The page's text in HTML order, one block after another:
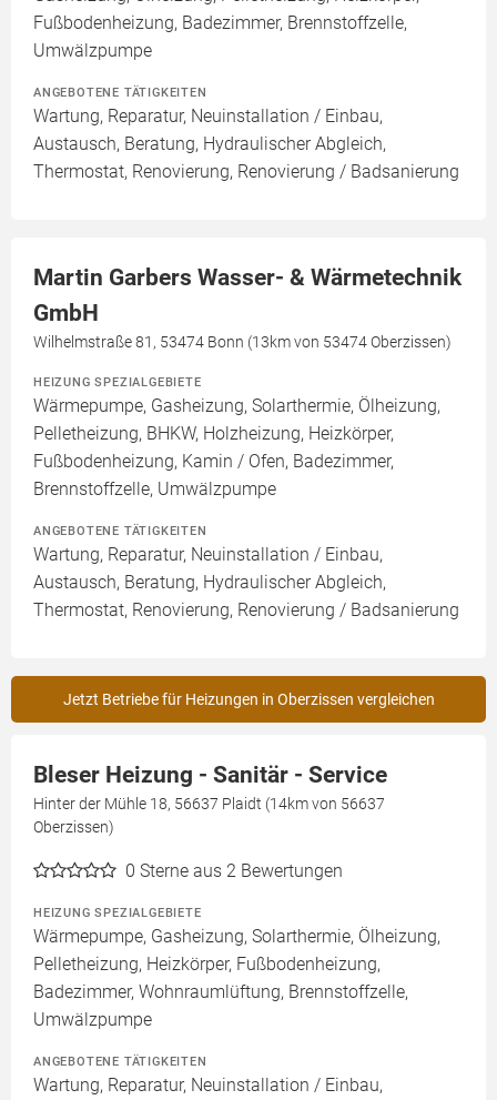
Fußbodenheizung, Badezimmer, Brennstoffzelle,
Umwälzpumpe
ANGEBOTENE TÄTIGKEITEN
Wartung, Reparatur, Neuinstallation / Einbau,
Austausch, Beratung, Hydraulischer Abgleich,
Thermostat, Renovierung, Renovierung / Badsanierung
Martin Garbers Wasser- & Wärmetechnik
GmbH
Wilhelmstraße 81, 53474 Bonn (13km von 53474 Oberzissen)
HEIZUNG SPEZIALGEBIETE
Wärmepumpe, Gasheizung, Solarthermie, Ölheizung,
Pelletheizung, BHKW, Holzheizung, Heizkörper,
Fußbodenheizung, Kamin / Ofen, Badezimmer,
Brennstoffzelle, Umwälzpumpe
ANGEBOTENE TÄTIGKEITEN
Wartung, Reparatur, Neuinstallation / Einbau,
Austausch, Beratung, Hydraulischer Abgleich,
Thermostat, Renovierung, Renovierung / Badsanierung
Jetzt Betriebe für Heizungen in Oberzissen vergleichen
Bleser Heizung - Sanitär - Service
Hinter der Mühle 18, 56637 Plaidt (14km von 56637
Oberzissen)
0 Sterne aus 2 Bewertungen
HEIZUNG SPEZIALGEBIETE
Wärmepumpe, Gasheizung, Solarthermie, Ölheizung,
Pelletheizung, Heizkörper, Fußbodenheizung,
Badezimmer, Wohnraumlüftung, Brennstoffzelle,
Umwälzpumpe
ANGEBOTENE TÄTIGKEITEN
Wartung, Reparatur, Neuinstallation / Einbau,